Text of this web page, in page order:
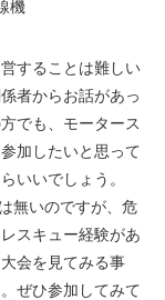
機
することは難しい
者からお話があっ
でも、モータース
加したいと思って
いいでしょう。
無いのですが、危
スキュー経験があ
会を見てみる事
ぜひ参加してみて